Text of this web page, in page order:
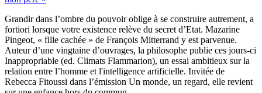
Grandir dans l’ombre du pouvoir oblige à se construire autrement, a
fortiori lorsque votre existence relève du secret d’Etat. Mazarine
Pingeot, « fille cachée » de François Mitterrand y est parvenue.
Auteur d’une vingtaine d’ouvrages, la philosophe publie ces jours-ci
Inappropriable (ed. Climats Flammarion), un essai ambitieux sur la
relation entre l’homme et l'intelligence artificielle. Invitée de
Rebecca Fitoussi dans l’émission Un monde, un regard, elle revient